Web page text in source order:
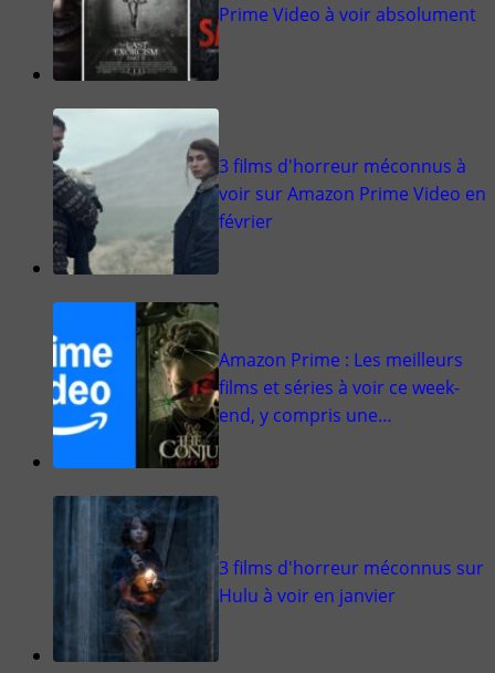
Prime Video à voir absolument
3 films d'horreur méconnus à
voir sur Amazon Prime Video en
février
Amazon Prime : Les meilleurs
films et séries à voir ce week-
end, y compris une…
3 films d'horreur méconnus sur
Hulu à voir en janvier